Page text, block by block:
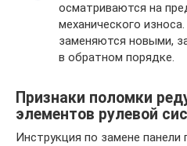
осматриваются на
механического
заменяются новыми,
в обратном порядке.
Признаки поломки
элементов рулевой
Инструкция по замене панели